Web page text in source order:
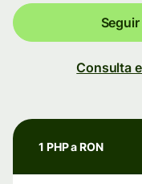
Consulta
1 PHP a RON